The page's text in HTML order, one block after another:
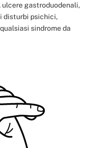
gastroduodenali,
disturbi psichici,
sindrome da